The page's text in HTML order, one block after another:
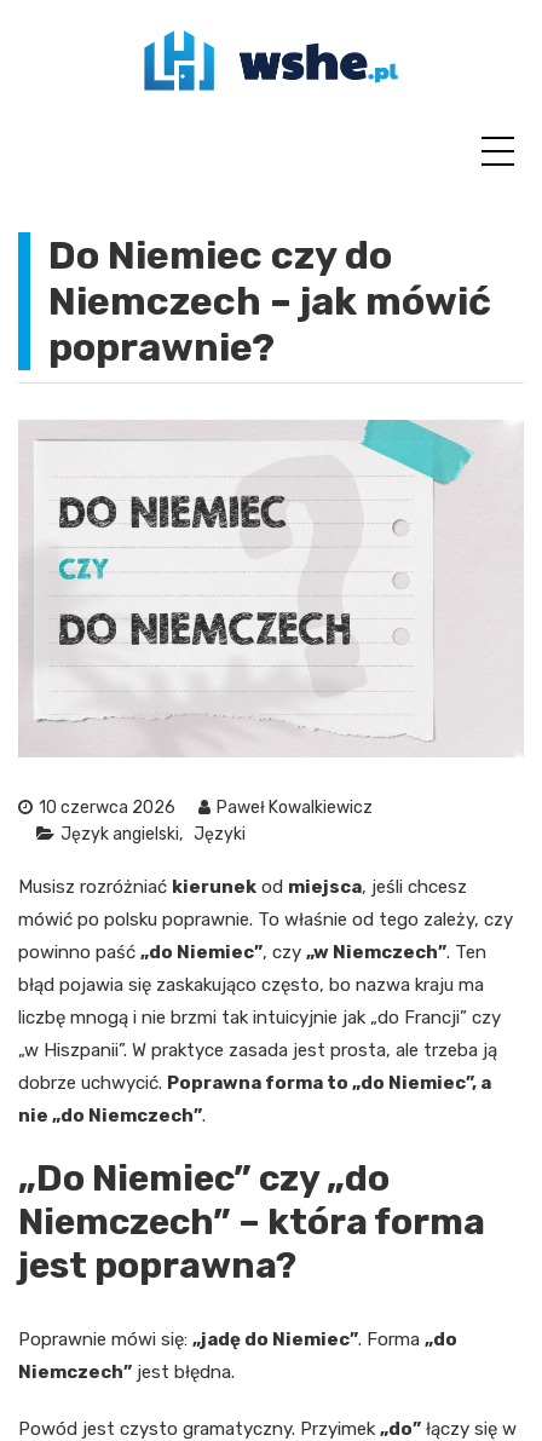
Do Niemiec czy do
Niemczech – jak mówić
poprawnie?
10 czerwca 2026
Paweł Kowalkiewicz
Język angielski
Języki
Musisz rozróżniać kierunek od miejsca, jeśli chcesz
mówić po polsku poprawnie. To właśnie od tego zależy, czy
powinno paść „do Niemiec”, czy „w Niemczech”. Ten
błąd pojawia się zaskakująco często, bo nazwa kraju ma
liczbę mnogą i nie brzmi tak intuicyjnie jak „do Francji” czy
„w Hiszpanii”. W praktyce zasada jest prosta, ale trzeba ją
dobrze uchwycić. Poprawna forma to „do Niemiec”, a
nie „do Niemczech”.
„Do Niemiec” czy „do
Niemczech” – która forma
jest poprawna?
Poprawnie mówi się: „jadę do Niemiec”. Forma „do
Niemczech” jest błędna.
Powód jest czysto gramatyczny. Przyimek „do” łączy się w